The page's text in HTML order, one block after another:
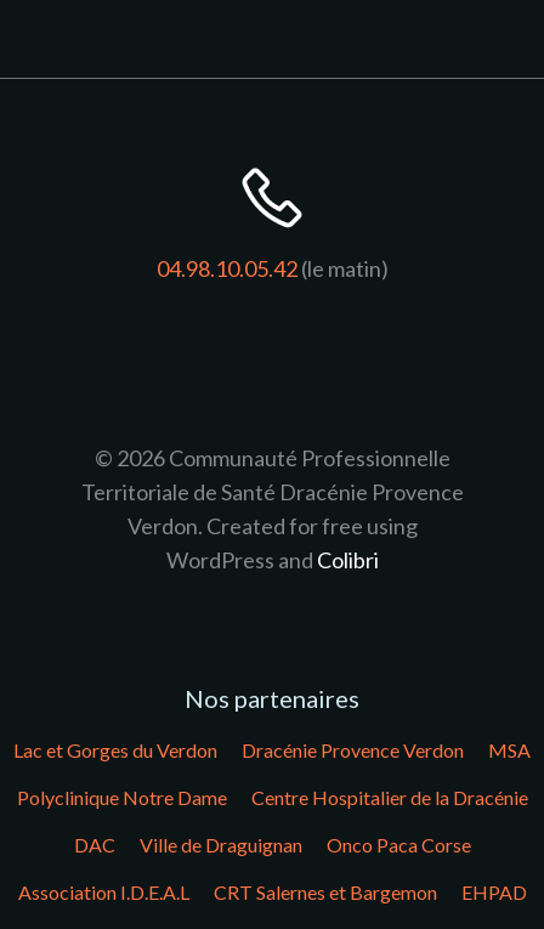
04.98.10.05.42(le matin)
© 2026 Communauté Professionnelle
Territoriale de Santé Dracénie Provence
Verdon. Created for free using
WordPress and Colibri
Nos partenaires
Lac et Gorges du Verdon Dracénie Provence Verdon MSA
Polyclinique Notre Dame Centre Hospitalier de la Dracénie
DAC Ville de Draguignan Onco Paca Corse
Association I.D.E.A.L CRT Salernes et Bargemon EHPAD